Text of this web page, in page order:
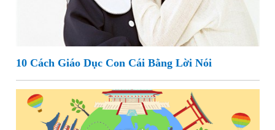
10 Cách Giáo Dục Con Cái Bằng Lời Nói